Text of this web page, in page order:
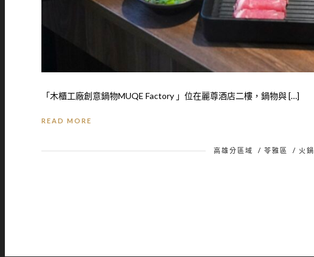
「木櫃工廠創意鍋物MUQE Factory 」位在麗尊酒店二樓，鍋物與 […]
READ MORE
高雄分區域 / 苓雅區 / 火鍋